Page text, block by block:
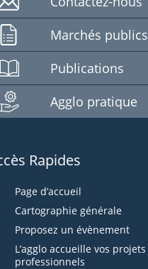
Marchés publics
Publications
Agglo pratique
Rapides
Page d’accueil
Cartographie générale
Proposez un évènement
L’agglo accueille vos projets
professionnels